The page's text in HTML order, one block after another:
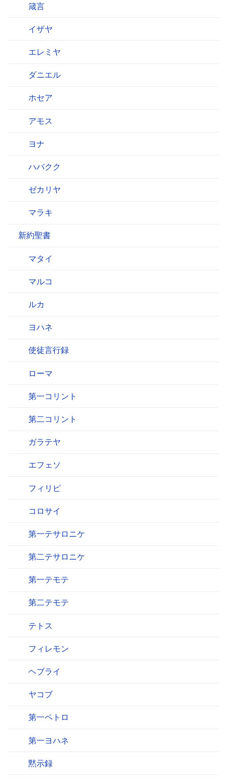
箴言
イザヤ
エレミヤ
ダニエル
ホセア
アモス
ヨナ
ハバクク
ゼカリヤ
マラキ
新約聖書
マタイ
マルコ
ルカ
ヨハネ
使徒言行録
ローマ
第一コリント
第二コリント
ガラテヤ
エフェソ
フィリピ
コロサイ
第一テサロニケ
第二テサロニケ
第一テモテ
第二テモテ
テトス
フィレモン
ヘブライ
ヤコブ
第一ペトロ
第一ヨハネ
黙示録